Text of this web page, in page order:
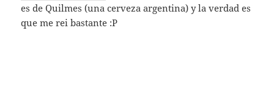
es de Quilmes (una cerveza argentina) y la verdad es
que me rei bastante :P